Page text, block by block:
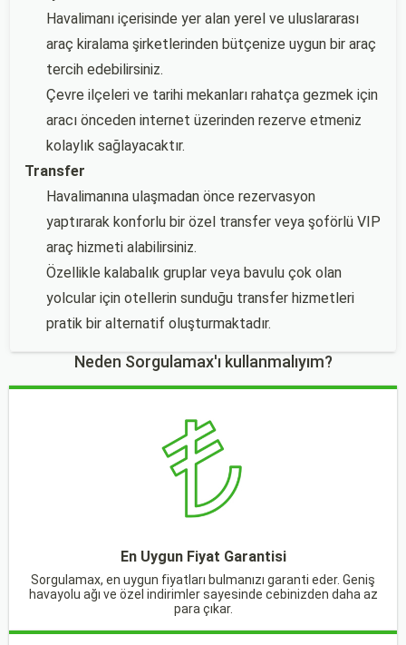
Havalimanı içerisinde yer alan yerel ve uluslararası
araç kiralama şirketlerinden bütçenize uygun bir araç
tercih edebilirsiniz.
Çevre ilçeleri ve tarihi mekanları rahatça gezmek için
aracı önceden internet üzerinden rezerve etmeniz
kolaylık sağlayacaktır.
Transfer
Havalimanına ulaşmadan önce rezervasyon
yaptırarak konforlu bir özel transfer veya şoförlü VIP
araç hizmeti alabilirsiniz.
Özellikle kalabalık gruplar veya bavulu çok olan
yolcular için otellerin sunduğu transfer hizmetleri
pratik bir alternatif oluşturmaktadır.
Neden Sorgulamax'ı kullanmalıyım?
En Uygun Fiyat Garantisi
Sorgulamax, en uygun fiyatları bulmanızı garanti eder. Geniş
havayolu ağı ve özel indirimler sayesinde cebinizden daha az
para çıkar.